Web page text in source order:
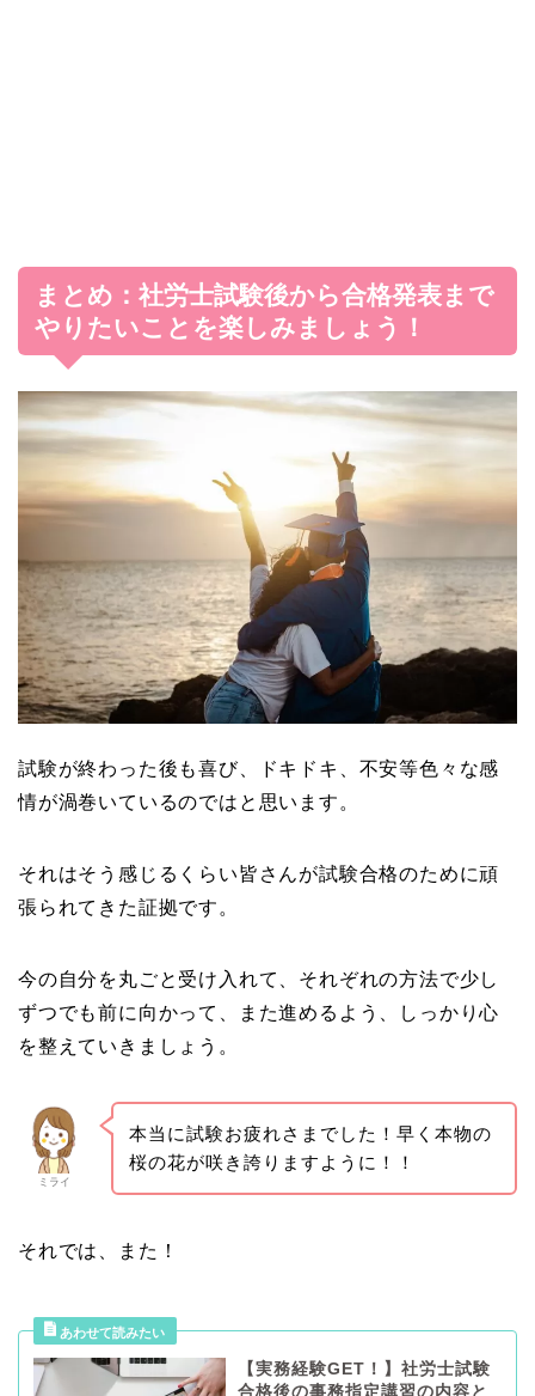
まとめ：社労士試験後から合格発表まで
やりたいことを楽しみましょう！
試験が終わった後も喜び、ドキドキ、不安等色々な感
情が渦巻いているのではと思います。
それはそう感じるくらい皆さんが試験合格のために頑
張られてきた証拠です。
今の自分を丸ごと受け入れて、それぞれの方法で少し
ずつでも前に向かって、また進めるよう、しっかり心
を整えていきましょう。
ミライ
本当に試験お疲れさまでした！早く本物の
桜の花が咲き誇りますように！！
それでは、また！
【実務経験GET！】社労士試験
合格後の事務指定講習の内容と